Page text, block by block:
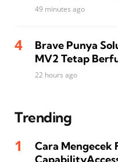
49 minutes ago
Brave Punya
MV2 Tetap
22 hours ago
Trending
Cara Mengecek